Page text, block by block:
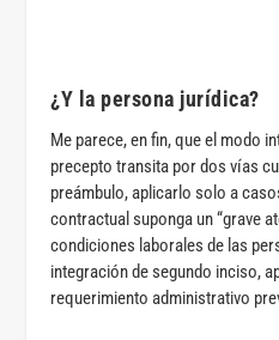
¿Y la persona jurídica?
Me parece, en fin, que el modo
precepto transita por dos vías
preámbulo, aplicarlo solo a
contractual suponga un “grave
condiciones laborales de las
integración de segundo inciso,
requerimiento administrativo